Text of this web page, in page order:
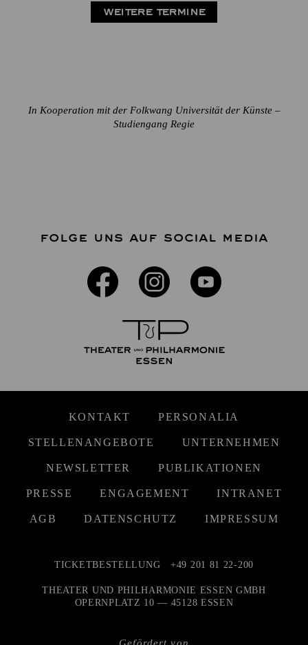
WEITERE TERMINE
In Kooperation mit der Folkwang Universität der Künste –
Studiengang Regie
FOLGE UNS AUF SOCIAL MEDIA
KONTAKT PERSONALIA
STELLENANGEBOTE UNTERNEHMEN
NEWSLETTER PUBLIKATIONEN
PRESSE ENGAGEMENT INTRANET
AGB DATENSCHUTZ IMPRESSUM
Gefördert von
TICKETBESTELLUNG +49 201 81 22-200
THEATER UND PHILHARMONIE ESSEN GMBH
OPERNPLATZ 10 — 45128 ESSEN